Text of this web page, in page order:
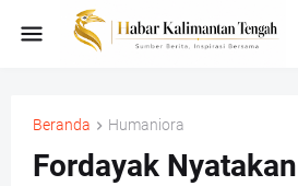
Beranda Humaniora
Fordayak